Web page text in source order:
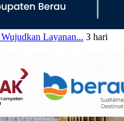
Layanan... 3 hari